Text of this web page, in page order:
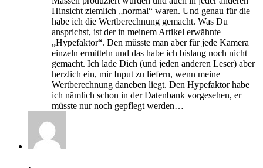
Hinsicht ziemlich „normal“ waren. Und genau für die
habe ich die Wertberechnung gemacht. Was Du
ansprichst, ist der in meinem Artikel erwähnte
„Hypefaktor“. Den müsste man aber für jede Kamera
einzeln ermitteln und das habe ich bislang noch nicht
gemacht. Ich lade Dich (und jeden anderen Leser) aber
herzlich ein, mir Input zu liefern, wenn meine
Wertberechnung daneben liegt. Den Hypefaktor habe
ich nämlich schon in der Datenbank vorgesehen, er
müsste nur noch gepflegt werden…